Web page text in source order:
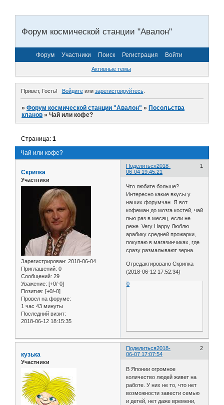
Форум космической станции "Авалон"
Форум Участники Поиск Регистрация Войти
Активные темы
Привет, Гость! Войдитеили зарегистрируйтесь.
»Форум космической станции "Авалон" »Посольства
кланов »Чай или кофе?
Чай или кофе?
Страница:1
Поделиться 1
2018-
06-04 19:45:21
Скрипка
Участники
Зарегистрирован: 2018-06-04
Приглашений: 0
Сообщений: 29
Уважение: [+0/-0]
Позитив: [+0/-0]
Провел на форуме:
1 час 43 минуты
Последний визит:
2018-06-12 18:15:35
Что любите больше?
Интересно какие вкусы у
наших форумчан. Я вот
кофеман до мозга костей, чай
пью раз в месяц, если не
реже Very Happy Люблю
арабику средней прожарки,
покупаю в магазинчиках, где
сразу размалывают зерна.
Отредактировано Скрипка
(2018-06-12 17:52:34)
0
Поделиться 2
2018-
06-07 17:07:54
кузька
Участники
В Японии огромное
количество людей живет на
работе. У них не то, что нет
возможности завести семью
и детей, нет даже времени,